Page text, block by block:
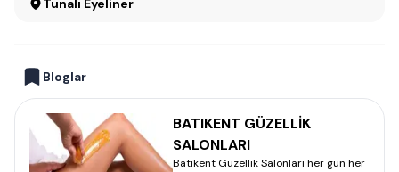
Tunalı Eyeliner
Bloglar
BATIKENT GÜZELLİK
SALONLARI
Batıkent Güzellik Salonları her gün her